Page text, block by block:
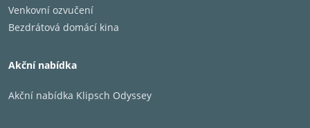
Venkovní ozvučení
Bezdrátová domácí kina
Akční nabídka
Akční nabídka Klipsch Odyssey